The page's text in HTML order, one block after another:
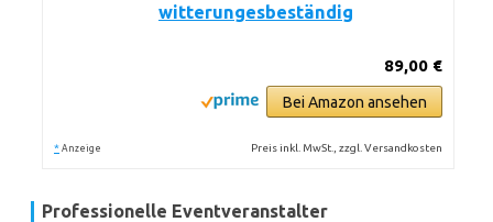
witterungesbeständig
89,00 €
Bei Amazon ansehen
* Anzeige Preis inkl. MwSt., zzgl. Versandkosten
Professionelle Eventveranstalter